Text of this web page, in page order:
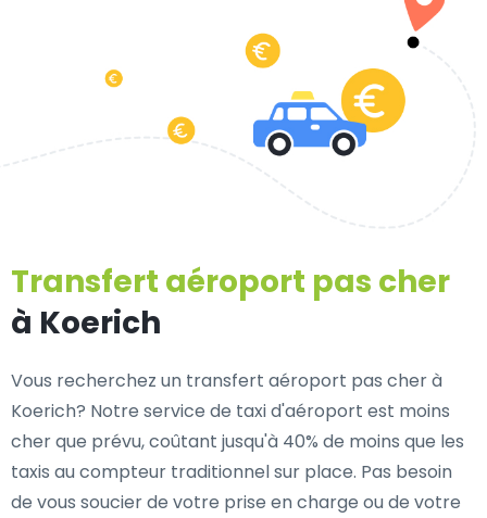
Transfert aéroport pas cher
à Koerich
Vous recherchez un transfert aéroport pas cher à
Koerich? Notre service de taxi d'aéroport est moins
cher que prévu, coûtant jusqu'à 40% de moins que les
taxis au compteur traditionnel sur place. Pas besoin
de vous soucier de votre prise en charge ou de votre